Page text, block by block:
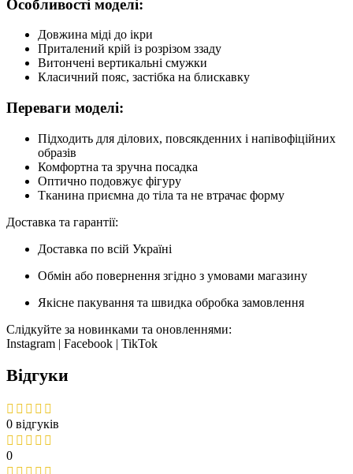
Особливості моделі:
Довжина міді до ікри
Приталений крій із розрізом ззаду
Витончені вертикальні смужки
Класичний пояс, застібка на блискавку
Переваги моделі:
Підходить для ділових, повсякденних і напівофіційних
образів
Комфортна та зручна посадка
Оптично подовжує фігуру
Тканина приємна до тіла та не втрачає форму
Доставка та гарантії:
Доставка по всій Україні
Обмін або повернення згідно з умовами магазину
Якісне пакування та швидка обробка замовлення
Слідкуйте за новинками та оновленнями:
Instagram | Facebook | TikTok
Відгуки
0 відгуків
0